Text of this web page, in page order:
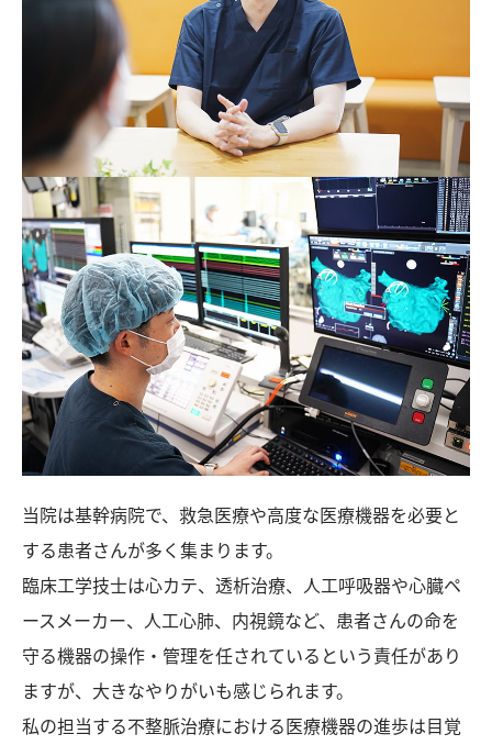
当院は基幹病院で、救急医療や高度な医療機器を必要と
する患者さんが多く集まります。
臨床工学技士は心カテ、透析治療、人工呼吸器や心臓ペ
ースメーカー、人工心肺、内視鏡など、患者さんの命を
守る機器の操作・管理を任されているという責任があり
ますが、大きなやりがいも感じられます。
私の担当する不整脈治療における医療機器の進歩は目覚